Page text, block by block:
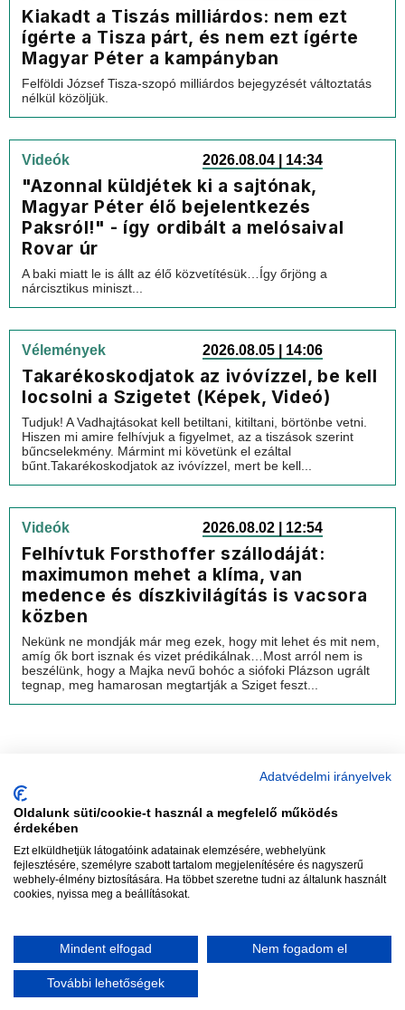
Kiakadt a Tiszás milliárdos: nem ezt
ígérte a Tisza párt, és nem ezt ígérte
Magyar Péter a kampányban
Felföldi József Tisza-szopó milliárdos bejegyzését változtatás
nélkül közöljük.
Videók 2026.08.04 | 14:34
"Azonnal küldjétek ki a sajtónak,
Magyar Péter élő bejelentkezés
Paksról!" - így ordibált a melósaival
Rovar úr
A baki miatt le is állt az élő közvetítésük…Így őrjöng a
nárcisztikus miniszt...
Vélemények 2026.08.05 | 14:06
Takarékoskodjatok az ivóvízzel, be kell
locsolni a Szigetet (Képek, Videó)
Tudjuk! A Vadhajtásokat kell betiltani, kitiltani, börtönbe vetni.
Hiszen mi amire felhívjuk a figyelmet, az a tiszások szerint
bűncselekmény. Mármint mi követünk el ezáltal
bűnt.Takarékoskodjatok az ivóvízzel, mert be kell...
Videók 2026.08.02 | 12:54
Felhívtuk Forsthoffer szállodáját:
maximumon mehet a klíma, van
medence és díszkivilágítás is vacsora
közben
Nekünk ne mondják már meg ezek, hogy mit lehet és mit nem,
amíg ők bort isznak és vizet prédikálnak…Most arról nem is
beszélünk, hogy a Majka nevű bohóc a siófoki Plázson ugrált
tegnap, meg hamarosan megtartják a Sziget feszt...
Szerkesztőség:szerk@vadhajtasok.hu
Modi:moderator@vadhajtasok.hu
AdatvédelemImpresszumSzerzői jogok
2018 Vadhajtások.hu
Adatvédelmi irányelvek
Oldalunk süti/cookie-t használ a megfelelő működés
érdekében
Ezt elküldhetjük látogatóink adatainak elemzésére, webhelyünk
fejlesztésére, személyre szabott tartalom megjelenítésére és nagyszerű
webhely-élmény biztosítására. Ha többet szeretne tudni az általunk használt
cookies, nyissa meg a beállításokat.
Mindent elfogad Nem fogadom el
További lehetőségek